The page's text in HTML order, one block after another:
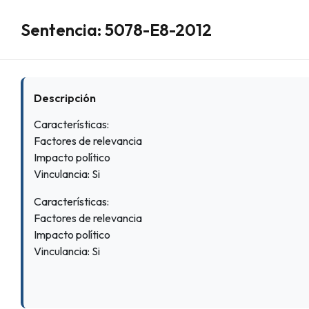
Sentencia: 5078-E8-2012
Descripción
Características:
Factores de relevancia
Impacto político
Vinculancia: Si
Características:
Factores de relevancia
Impacto político
Vinculancia: Si